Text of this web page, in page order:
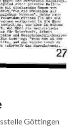
Göttingen